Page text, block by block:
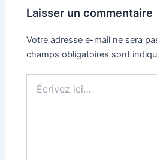
Laisser un commentaire
Votre adresse e-mail ne sera
champs obligatoires sont
ici…